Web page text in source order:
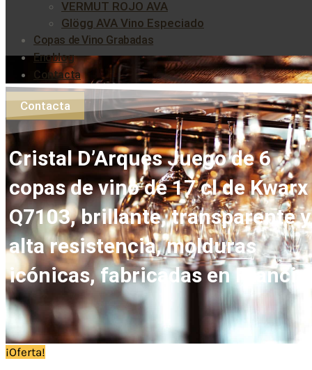
VERMUT ROJO AVA
Glögg AVA Vino Especiado
Copas de Vino Grabadas
Enoblog
Contacta
Contacta
Cristal D’Arques Juego de 6
copas de vino de 17 cl de Kwarx
Q7103, brillante, transparente y
alta resistencia, molduras
icónicas, fabricadas en Francia
¡Oferta!